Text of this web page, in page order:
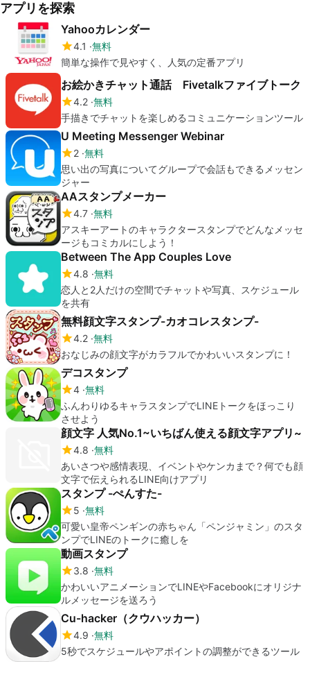
アプリを探索
Yahooカレンダー
4.1 無料
簡単な操作で見やすく、人気の定番アプリ
お絵かきチャット通話 Fivetalkファイブトーク
4.2 無料
手描きでチャットを楽しめるコミュニケーションツール
U Meeting Messenger Webinar
2 無料
思い出の写真についてグループで会話もできるメッセン
ジャー
AAスタンプメーカー
4.7 無料
アスキーアートのキャラクタースタンプでどんなメッセ
ージもコミカルにしよう！
Between The App Couples Love
4.8 無料
恋人と2人だけの空間でチャットや写真、スケジュール
を共有
無料顔文字スタンプ-カオコレスタンプ-
4.2 無料
おなじみの顔文字がカラフルでかわいいスタンプに！
デコスタンプ
4 無料
ふんわりゆるキャラスタンプでLINEトークをほっこり
させよう
顔文字 人気No.1~いちばん使える顔文字アプリ~
4.8 無料
あいさつや感情表現、イベントやケンカまで？何でも顔
文字で伝えられるLINE向けアプリ
スタンプ -ぺんすた-
5 無料
可愛い皇帝ペンギンの赤ちゃん「ペンジャミン」のスタ
ンプでLINEのトークに癒しを
動画スタンプ
3.8 無料
かわいいアニメーションでLINEやFacebookにオリジナ
ルメッセージを送ろう
Cu-hacker（クウハッカー）
4.9 無料
5秒でスケジュールやアポイントの調整ができるツール